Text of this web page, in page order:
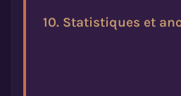
10. Statistiques et